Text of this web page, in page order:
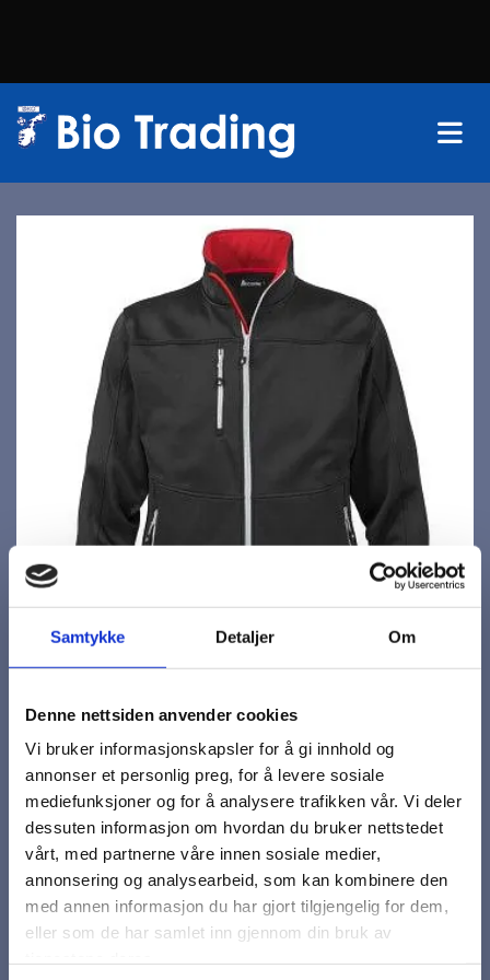
Samtykke Detaljer Om
Denne nettsiden anvender cookies
Vi bruker informasjonskapsler for å gi innhold og
annonser et personlig preg, for å levere sosiale
mediefunksjoner og for å analysere trafikken vår. Vi deler
dessuten informasjon om hvordan du bruker nettstedet
vårt, med partnerne våre innen sosiale medier,
annonsering og analysearbeid, som kan kombinere den
med annen informasjon du har gjort tilgjengelig for dem,
eller som de har samlet inn gjennom din bruk av
Windbreaker, dame